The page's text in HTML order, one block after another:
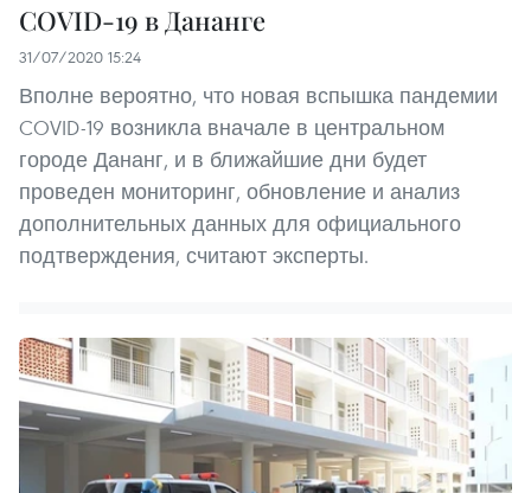
COVID-19 в Дананге
31/07/2020 15:24
Вполне вероятно, что новая вспышка пандемии
COVID-19 возникла вначале в центральном
городе Дананг, и в ближайшие дни будет
проведен мониторинг, обновление и анализ
дополнительных данных для официального
подтверждения, считают эксперты.